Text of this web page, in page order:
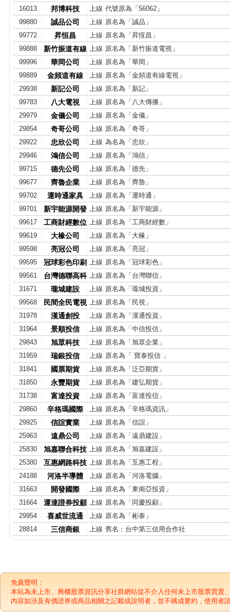
16013
邦博科技 上線 代號原為「56062」
99880
誠品公司 上線 原名為「誠品」
99772
昇恒昌 上線 原名為「昇恆昌」
99888
新竹振道有線 上線 原名為「新竹振道電視」
99996
華岡公司 上線 原名為「華岡」
99889
金頻道有線 上線 原名為「金頻道有線電視」
29938
新記公司 上線 原名為「新記」
99783
八大電視 上線 原名為「八大傳播」
29979
金儀公司 上線 原名為「金儀」
29854
奇哥公司 上線 原名為「奇哥」
29922
忠欣公司 上線 為名為「忠欣」
29946
鴻信公司 上線 原名為「鴻信」
99715
德先公司 上線 原名為「德先」
99677
齊魯企業 上線 原名為「齊魯」
99702
運時通家具 上線 原名為「運時通」
99701
新宇能源開發 上線 原名為「新宇能源」
99617
工商財經數位 上線 原名為「工商財經數」
99619
大椽公司 上線 原名為「大椽」
99598
亮冠公司 上線 原名為「亮冠」
99595
冠球彩色印刷 上線 原名為「冠球彩色」
99561
台灣德聯高科 上線 原名為「台灣聯信」
31671
瓏城建設 上線 原名為「瓏城投資」
99568
民間全民電視 上線 原名為「民視」
31978
漢通創投 上線 原名為「漢通投資」
31964
景順投信 上線 原名為「中信投信」
29843
旭眾科技 上線 原名為「旭眾企業」
31959
瑞銀投信 上線 原名為「 寶泰投信 」
31841
國票期貨 上線 原名為「泛亞期貨」
31850
永豐期貨 上線 原名為「建弘期貨」
31738
富達投資 上線 原名為「富達投信」
29860
辛格瑪國際 上線 原名為「辛格瑪資訊」
29925
信誼實業 上線 原名為「信誼」
25963
遠鼎公司 上線 原名為「遠鼎建設」
25830
旭嘉聯合科技 上線 原名為「旭嘉建設」
25380
互惠網路科技 上線 原名為「互惠工程」
24188
河洛半導體 上線 原名為「河洛電腦」
31663
開發國際 上線 原名為「東南亞投資」
31664
運達證券投顧 上線 原名為「同慶投顧」
29954
喜威世流通 上線 原名為「彬泰」
28814
三信商銀 上線 舊名：台中第三信用合作社
免責聲明：
本站為未上市、興櫃股票資訊分享社群網站從不介入任何未上市股票買賣
內容如涉及有價證券或商品相關之記載或說明者，並不構成要約，使用者